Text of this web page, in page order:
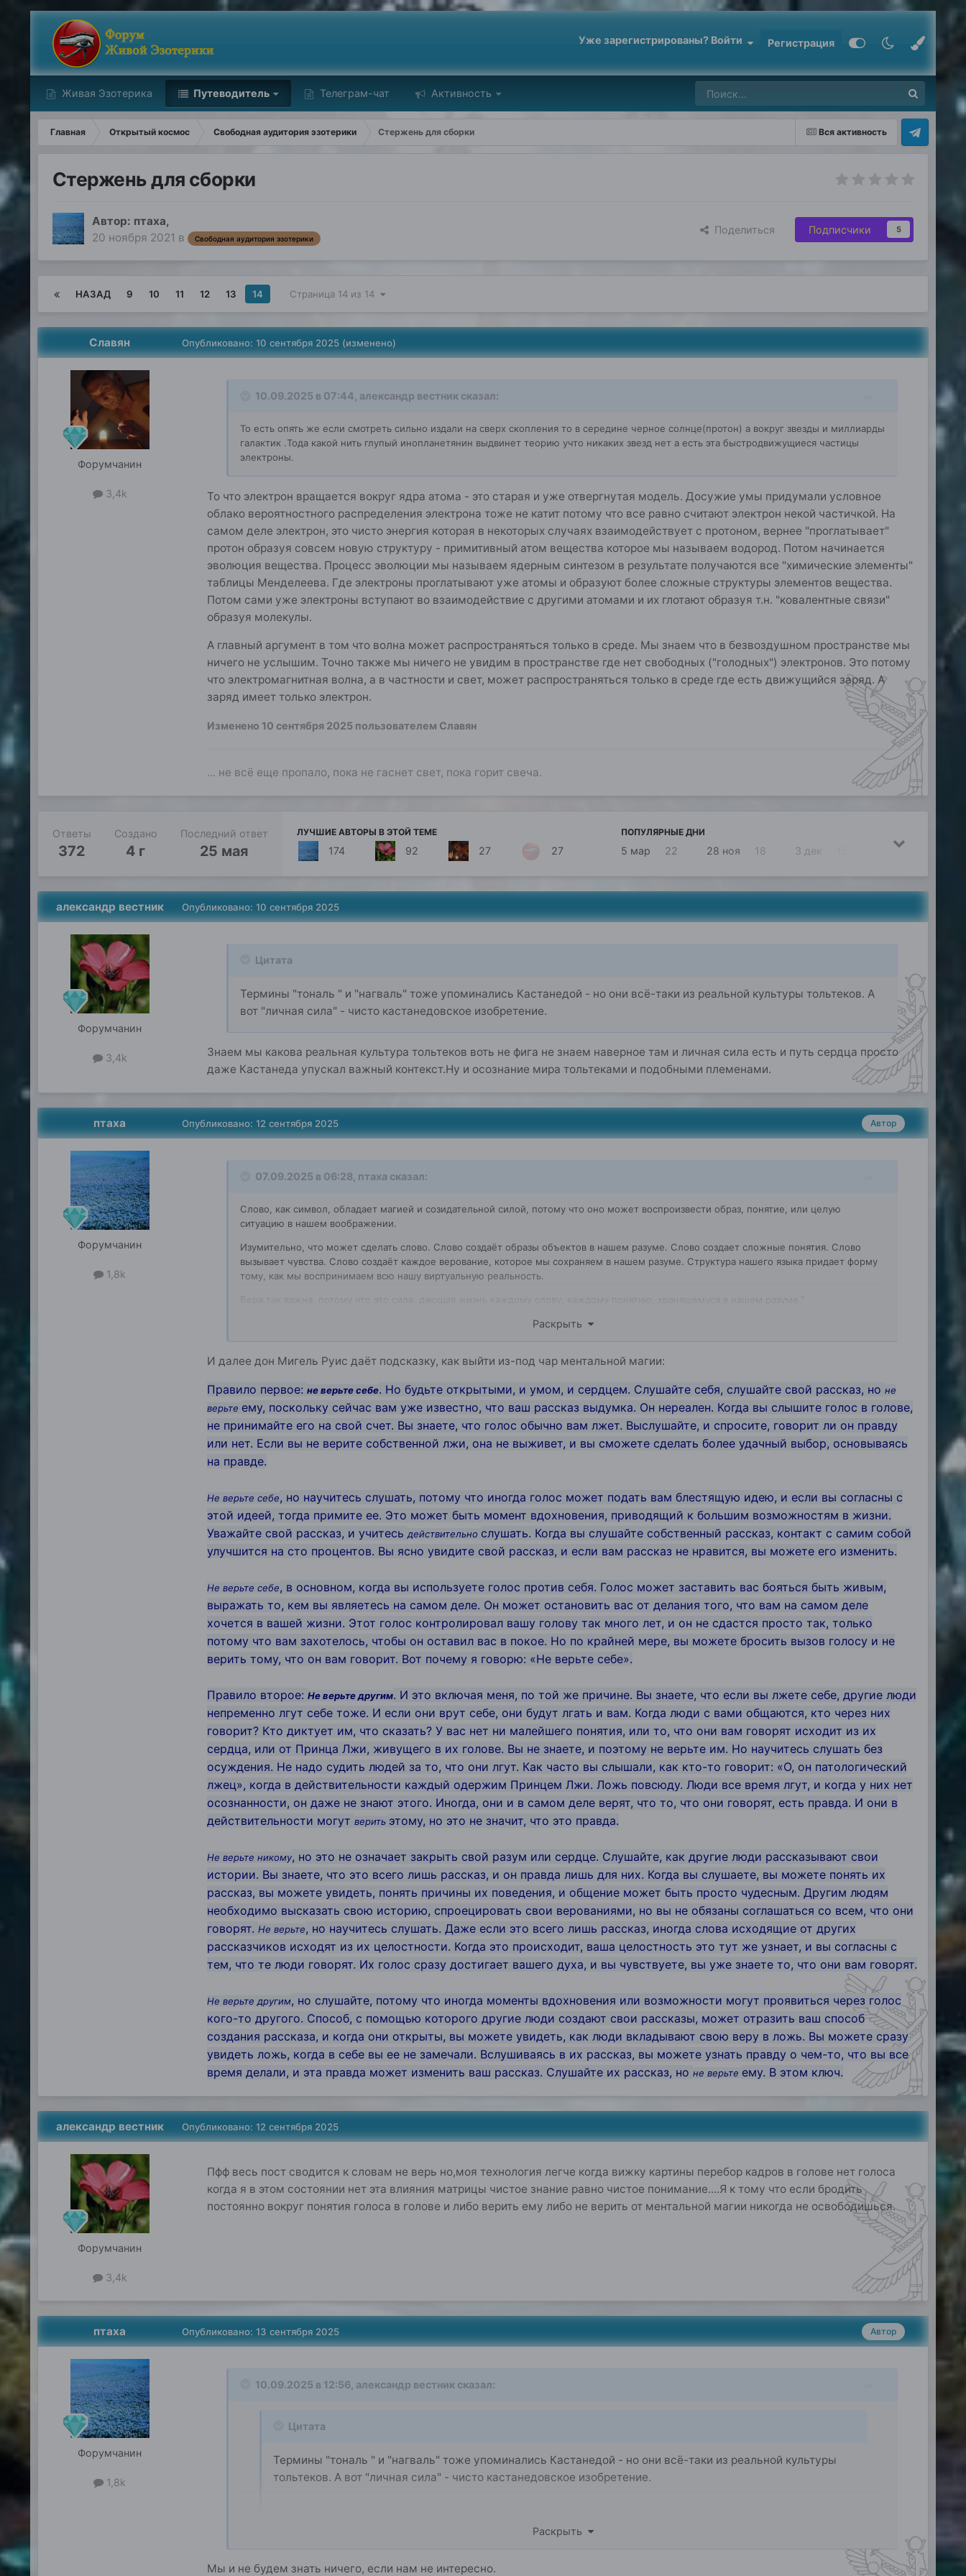
Уже зарегистрированы? Войти Регистрация
Живая Эзотерика Путеводитель Телеграм-чат Активность
Вся активность
Главная Открытый космос Свободная аудитория эзотерики Стержень для сборки
Стержень для сборки
Автор: птаха,
20 ноября 2021 в Свободная аудитория эзотерики
Поделиться Подписчики 5
НАЗАД 9 10 11 12 13 14 Страница 14 из 14
Славян
Форумчанин
3,4k
Опубликовано: 10 сентября 2025 (изменено)
10.09.2025 в 07:44, александр вестниксказал:
То есть опять же если смотреть сильно издали на сверх скопления то в середине черное солнце(протон) а вокруг звезды и миллиарды
галактик .Тода какой нить глупый инопланетянин выдвинет теорию учто никаких звезд нет а есть эта быстродвижущиеся частицы
электроны.
То что электрон вращается вокруг ядра атома - это старая и уже отвергнутая модель. Досужие умы придумали условное
облако вероятностного распределения электрона тоже не катит потому что все равно считают электрон некой частичкой. На
самом деле электрон, это чисто энергия которая в некоторых случаях взаимодействует с протоном, вернее "проглатывает"
протон образуя совсем новую структуру - примитивный атом вещества которое мы называем водород. Потом начинается
эволюция вещества. Процесс эволюции мы называем ядерным синтезом в результате получаются все "химические элементы"
таблицы Менделеева. Где электроны проглатывают уже атомы и образуют более сложные структуры элементов вещества.
Потом сами уже электроны вступают во взаимодействие с другими атомами и их глотают образуя т.н. "ковалентные связи"
образуя молекулы.
А главный аргумент в том что волна может распространяться только в среде. Мы знаем что в безвоздушном пространстве мы
ничего не услышим. Точно также мы ничего не увидим в пространстве где нет свободных ("голодных") электронов. Это потому
что электромагнитная волна, а в частности и свет, может распространяться только в среде где есть движущийся заряд. А
заряд имеет только электрон.
Изменено 10 сентября 2025пользователем Славян
... не всё еще пропало, пока не гаснет свет, пока горит свеча.
Ответы
372
Создано
4 г
Последний ответ
25 мая
ЛУЧШИЕ АВТОРЫ В ЭТОЙ ТЕМЕ
174 92 27 27
ПОПУЛЯРНЫЕ ДНИ
5 мар 22 28 ноя 18 3 дек 2 дек
александр вестник
Форумчанин
3,4k
Опубликовано: 10 сентября 2025
Цитата
Термины "тональ " и "нагваль" тоже упоминались Кастанедой - но они всё-таки из реальной культуры тольтеков. А
вот "личная сила" - чисто кастанедовское изобретение.
Знаем мы какова реальная культура тольтеков воть не фига не знаем наверное там и личная сила есть и путь сердца просто
даже Кастанеда упускал важный контекст.Ну и осознание мира тольтеками и подобными племенами.
птаха
Форумчанин
1,8k
Автор
Опубликовано: 12 сентября 2025
07.09.2025 в 06:28, птаха сказал:
Слово, как символ, обладает магией и созидательной силой, потому что оно может воспроизвести образ, понятие, или целую
ситуацию в нашем воображении.
Изумительно, что может сделать слово. Слово создаёт образы объектов в нашем разуме. Слово создает сложные понятия. Слово
вызывает чувства. Слово создаёт каждое верование, которое мы сохраняем в нашем разуме. Структура нашего языка придает форму
тому, как мы воспринимаем всю нашу виртуальную реальность.
Раскрыть
И далее дон Мигель Руис даёт подсказку, как выйти из-под чар ментальной магии:
Правило первое: не верьте себе. Но будьте открытыми, и умом, и сердцем. Слушайте себя, слушайте свой рассказ, но не
верьте ему, поскольку сейчас вам уже известно, что ваш рассказ выдумка. Он нереален. Когда вы слышите голос в голове,
не принимайте его на свой счет. Вы знаете, что голос обычно вам лжет. Выслушайте, и спросите, говорит ли он правду
или нет. Если вы не верите собственной лжи, она не выживет, и вы сможете сделать более удачный выбор, основываясь
на правде.
Не верьте себе, но научитесь слушать, потому что иногда голос может подать вам блестящую идею, и если вы согласны с
этой идеей, тогда примите ее. Это может быть момент вдохновения, приводящий к большим возможностям в жизни.
Уважайте свой рассказ, и учитесьдействительно слушать. Когда вы слушайте собственный рассказ, контакт с самим собой
улучшится на сто процентов. Вы ясно увидите свой рассказ, и если вам рассказ не нравится, вы можете его изменить.
Не верьте себе, в основном, когда вы используете голос против себя. Голос может заставить вас бояться быть живым,
выражать то, кем вы являетесь на самом деле. Он может остановить вас от делания того, что вам на самом деле
хочется в вашей жизни. Этот голос контролировал вашу голову так много лет, и он не сдастся просто так, только
потому что вам захотелось, чтобы он оставил вас в покое. Но по крайней мере, вы можете бросить вызов голосу и не
верить тому, что он вам говорит. Вот почему я говорю: «Не верьте себе».
Правило второе: Не верьте другим. И это включая меня, по той же причине. Вы знаете, что если вы лжете себе, другие люди
непременно лгут себе тоже. И если они врут себе, они будут лгать и вам. Когда люди с вами общаются, кто через них
говорит? Кто диктует им, что сказать? У вас нет ни малейшего понятия, или то, что они вам говорят исходит из их
сердца, или от Принца Лжи, живущего в их голове. Вы не знаете, и поэтому не верьте им. Но научитесь слушать без
осуждения. Не надо судить людей за то, что они лгут. Как часто вы слышали, как кто-то говорит: «О, он патологический
лжец», когда в действительности каждый одержим Принцем Лжи. Ложь повсюду. Люди все время лгут, и когда у них нет
осознанности, он даже не знают этого. Иногда, они и в самом деле верят, что то, что они говорят, есть правда. И они в
действительности могут верить этому, но это не значит, что это правда.
Не верьте никому, но это не означает закрыть свой разум или сердце. Слушайте, как другие люди рассказывают свои
истории. Вы знаете, что это всего лишь рассказ, и он правда лишь для них. Когда вы слушаете, вы можете понять их
рассказ, вы можете увидеть, понять причины их поведения, и общение может быть просто чудесным. Другим людям
необходимо высказать свою историю, спроецировать свои верованиями, но вы не обязаны соглашаться со всем, что они
говорят. Не верьте, но научитесь слушать. Даже если это всего лишь рассказ, иногда слова исходящие от других
рассказчиков исходят из их целостности. Когда это происходит, ваша целостность это тут же узнает, и вы согласны с
тем, что те люди говорят. Их голос сразу достигает вашего духа, и вы чувствуете, вы уже знаете то, что они вам говорят.
Не верьте другим, но слушайте, потому что иногда моменты вдохновения или возможности могут проявиться через голос
кого-то другого. Способ, с помощью которого другие люди создают свои рассказы, может отразить ваш способ
создания рассказа, и когда они открыты, вы можете увидеть, как люди вкладывают свою веру в ложь. Вы можете сразу
увидеть ложь, когда в себе вы ее не замечали. Вслушиваясь в их рассказ, вы можете узнать правду о чем-то, что вы все
время делали, и эта правда может изменить ваш рассказ. Слушайте их рассказ, но не верьте ему. В этом ключ.
александр вестник
Форумчанин
3,4k
Опубликовано: 12 сентября 2025
Пфф весь пост сводится к словам не верь но,моя технология легче когда вижку картины перебор кадров в голове нет голоса
когда я в этом состоянии нет эта влияния матрицы чистое знание равно чистое понимание....Я к тому что если бродить
постоянно вокруг понятия голоса в голове и либо верить ему либо не верить от ментальной магии никогда не освободишься.
птаха
Форумчанин
1,8k
Автор
Опубликовано: 13 сентября 2025
10.09.2025 в 12:56, александр вестниксказал:
Цитата
Термины "тональ " и "нагваль" тоже упоминались Кастанедой - но они всё-таки из реальной культуры
тольтеков. А вот "личная сила" - чисто кастанедовское изобретение.
Знаем мы какова реальная культура тольтеков воть не фига не знаем наверное там и личная сила есть и путь сердца просто даже
Раскрыть
Мы и не будем знать ничего, если нам не интересно.